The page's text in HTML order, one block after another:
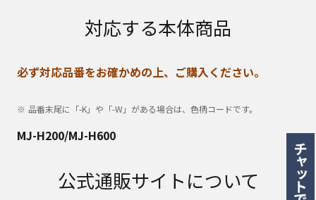
対応する本体商品
必ず対応品番をお確かめの上、ご購入ください。
品番末尾に「-K」や「-W」がある場合は、色柄コードです。
MJ-H200/MJ-H600
公式通販サイトについて